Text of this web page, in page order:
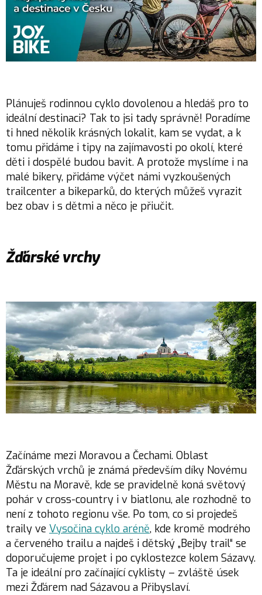
Plánuješ rodinnou cyklo dovolenou a hledáš pro to
ideální destinaci? Tak to jsi tady správně! Poradíme
ti hned několik krásných lokalit, kam se vydat, a k
tomu přidáme i tipy na zajímavosti po okolí, které
děti i dospělé budou bavit. A protože myslíme i na
malé bikery, přidáme výčet námi vyzkoušených
trailcenter a bikeparků, do kterých můžeš vyrazit
bez obav i s dětmi a něco je přiučit.
Žďárské vrchy
Začínáme mezi Moravou a Čechami. Oblast
Žďárských vrchů je známá především díky Novému
Městu na Moravě, kde se pravidelně koná světový
pohár v cross-country i v biatlonu, ale rozhodně to
není z tohoto regionu vše. Po tom, co si projedeš
traily ve Vysočina cyklo aréně, kde kromě modrého
a červeného trailu a najdeš i dětský „Bejby trail“ se
doporučujeme projet i po cyklostezce kolem Sázavy.
Ta je ideální pro začínající cyklisty – zvláště úsek
mezi Žďárem nad Sázavou a Přibyslaví.